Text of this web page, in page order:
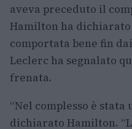
aveva preceduto il
Hamilton ha dichiarato
comportata bene fin
Leclerc ha segnalato
frenata.
“Nel complesso è
dichiarato Hamilton.